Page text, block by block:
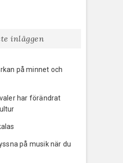
inläggen
på minnet och
har förändrat
på musik när du